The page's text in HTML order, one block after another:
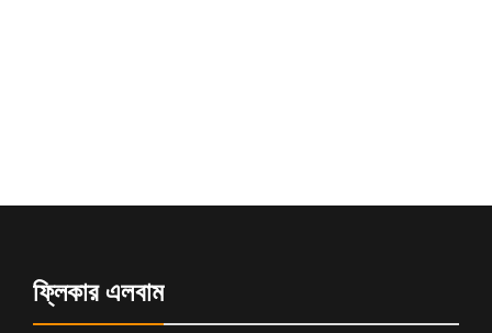
ফ্লিকার এলবাম